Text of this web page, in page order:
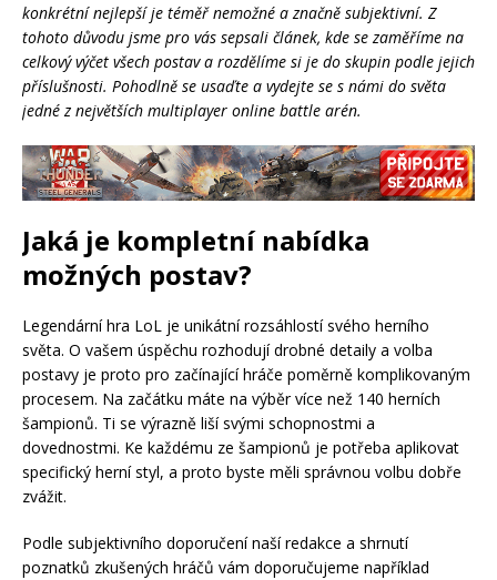
konkrétní nejlepší je téměř nemožné a značně subjektivní. Z
tohoto důvodu jsme pro vás sepsali článek, kde se zaměříme na
celkový výčet všech postav a rozdělíme si je do skupin podle jejich
příslušnosti. Pohodlně se usaďte a vydejte se s námi do světa
jedné z největších multiplayer online battle arén.
Jaká je kompletní nabídka
možných postav?
Legendární hra LoL je unikátní rozsáhlostí svého herního
světa. O vašem úspěchu rozhodují drobné detaily a volba
postavy je proto pro začínající hráče poměrně komplikovaným
procesem. Na začátku máte na výběr více než 140 herních
šampionů. Ti se výrazně liší svými schopnostmi a
dovednostmi. Ke každému ze šampionů je potřeba aplikovat
specifický herní styl, a proto byste měli správnou volbu dobře
zvážit.
Podle subjektivního doporučení naší redakce a shrnutí
poznatků zkušených hráčů vám doporučujeme například